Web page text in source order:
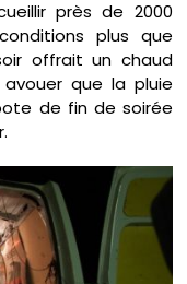
près de 2000
plus que
offrait un chaud
que la pluie
de fin de soirée